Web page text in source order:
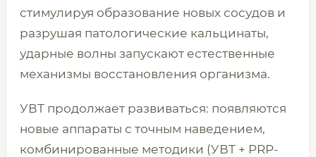
стимулируя образование новых сосудов и
разрушая патологические кальцинаты,
ударные волны запускают естественные
механизмы восстановления организма.
УВТ продолжает развиваться: появляются
новые аппараты с точным наведением,
комбинированные методики (УВТ + PRP-